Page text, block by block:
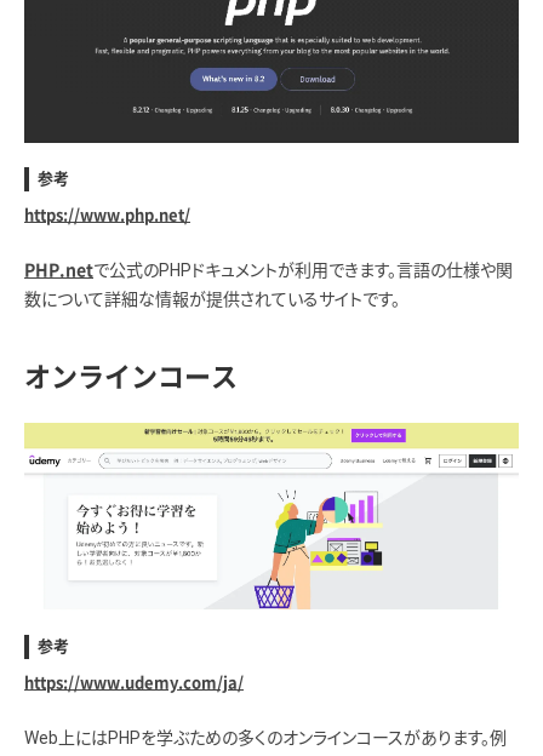
参考
https://www.php.net/
PHP.netで公式のPHPドキュメントが利用できます。言語の仕様や関
数について詳細な情報が提供されているサイトです。
オンラインコース
参考
https://www.udemy.com/ja/
Web上にはPHPを学ぶための多くのオンラインコースがあります。例